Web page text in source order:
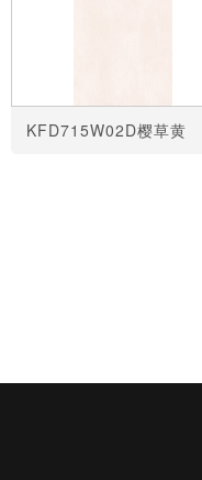
KFD715W02D樱草黄